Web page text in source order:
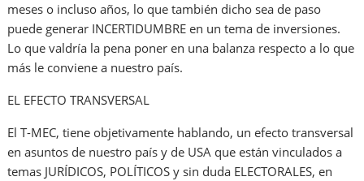
meses o incluso años, lo que también dicho sea de paso
puede generar INCERTIDUMBRE en un tema de inversiones.
Lo que valdría la pena poner en una balanza respecto a lo que
más le conviene a nuestro país.
EL EFECTO TRANSVERSAL
El T-MEC, tiene objetivamente hablando, un efecto transversal
en asuntos de nuestro país y de USA que están vinculados a
temas JURÍDICOS, POLÍTICOS y sin duda ELECTORALES, en